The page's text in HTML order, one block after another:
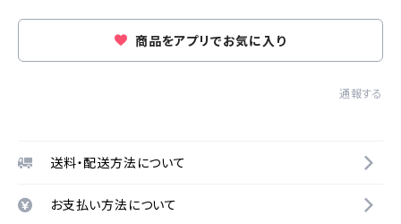
商品をアプリでお気に入り
通報する
送料・配送方法について
お支払い方法について